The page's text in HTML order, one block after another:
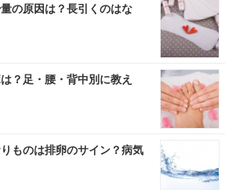
の原因は？長引くのはな
？足・腰・背中別に教え
ものは排卵のサイン？病気